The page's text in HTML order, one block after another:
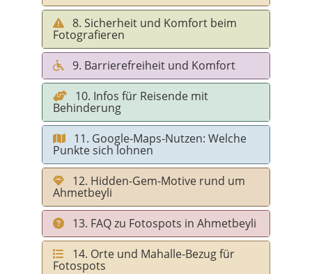
8. Sicherheit und Komfort beim
Fotografieren
9. Barrierefreiheit und Komfort
10. Infos für Reisende mit
Behinderung
11. Google-Maps-Nutzen: Welche
Punkte sich lohnen
12. Hidden-Gem-Motive rund um
Ahmetbeyli
13. FAQ zu Fotospots in Ahmetbeyli
14. Orte und Mahalle-Bezug für
Fotospots